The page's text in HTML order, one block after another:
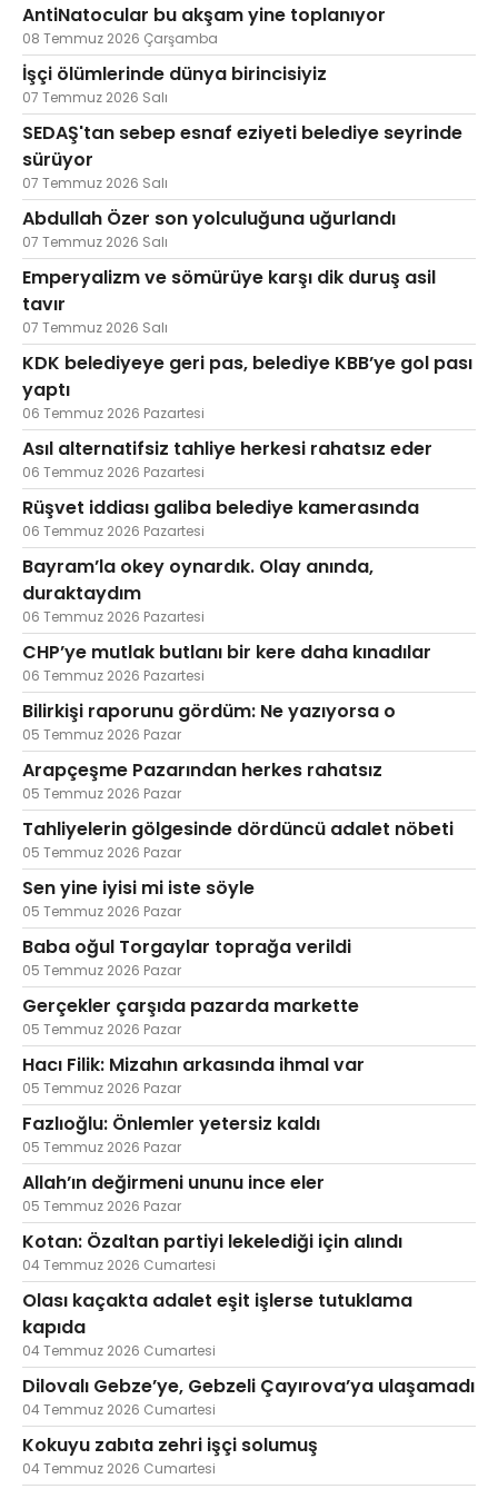
AntiNatocular bu akşam yine toplanıyor
08 Temmuz 2026 Çarşamba
İşçi ölümlerinde dünya birincisiyiz
07 Temmuz 2026 Salı
SEDAŞ'tan sebep esnaf eziyeti belediye seyrinde
sürüyor
07 Temmuz 2026 Salı
Abdullah Özer son yolculuğuna uğurlandı
07 Temmuz 2026 Salı
Emperyalizm ve sömürüye karşı dik duruş asil
tavır
07 Temmuz 2026 Salı
KDK belediyeye geri pas, belediye KBB’ye gol pası
yaptı
06 Temmuz 2026 Pazartesi
Asıl alternatifsiz tahliye herkesi rahatsız eder
06 Temmuz 2026 Pazartesi
Rüşvet iddiası galiba belediye kamerasında
06 Temmuz 2026 Pazartesi
Bayram’la okey oynardık. Olay anında,
duraktaydım
06 Temmuz 2026 Pazartesi
CHP’ye mutlak butlanı bir kere daha kınadılar
06 Temmuz 2026 Pazartesi
Bilirkişi raporunu gördüm: Ne yazıyorsa o
05 Temmuz 2026 Pazar
Arapçeşme Pazarından herkes rahatsız
05 Temmuz 2026 Pazar
Tahliyelerin gölgesinde dördüncü adalet nöbeti
05 Temmuz 2026 Pazar
Sen yine iyisi mi iste söyle
05 Temmuz 2026 Pazar
Baba oğul Torgaylar toprağa verildi
05 Temmuz 2026 Pazar
Gerçekler çarşıda pazarda markette
05 Temmuz 2026 Pazar
Hacı Filik: Mizahın arkasında ihmal var
05 Temmuz 2026 Pazar
Fazlıoğlu: Önlemler yetersiz kaldı
05 Temmuz 2026 Pazar
Allah’ın değirmeni ununu ince eler
05 Temmuz 2026 Pazar
Kotan: Özaltan partiyi lekelediği için alındı
04 Temmuz 2026 Cumartesi
Olası kaçakta adalet eşit işlerse tutuklama
kapıda
04 Temmuz 2026 Cumartesi
Dilovalı Gebze’ye, Gebzeli Çayırova’ya ulaşamadı
04 Temmuz 2026 Cumartesi
Kokuyu zabıta zehri işçi solumuş
04 Temmuz 2026 Cumartesi